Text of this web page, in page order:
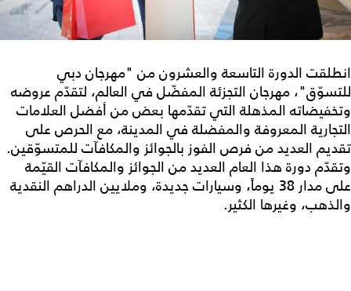
انطلقت الدورة التاسعة والعشرون من "مهرجان دبي
للتسوّق"، مهرجان التجزئة المفضّل في العالم، لتقدّم عروضه
وتخفيضاته المذهلة التي تقدّمها بعض من أفضل العلامات
التجارية المعروفة والمفضلة في المدينة، مع الحرص على
تقديم العديد من فرص الفوز بالجوائز والمكافآت للمتسوّقين.
وتقدّم دورة هذا العام العديد من الجوائز والمكافآت القيّمة
على مدار 38 يوماً، وسيارات جديدة، وملايين الدراهم النقدية
والذهب، وغيرها الكثير.